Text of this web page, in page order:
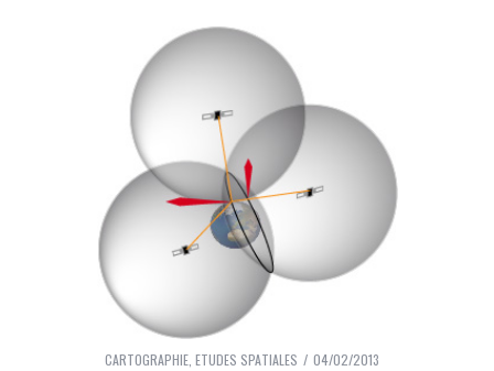
CARTOGRAPHIE, ETUDES SPATIALES 04/02/2013